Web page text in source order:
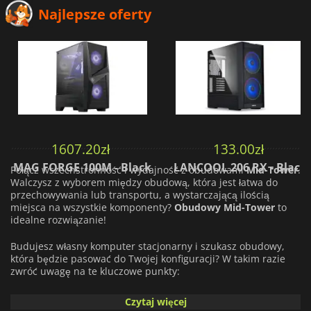
Najlepsze oferty
1607.20zł
MAG FORGE 100M - Black
133.00zł
LANCOOL 206 RX - Black
Połącz wszechstronność i wydajność z obudowamiMid-Tower.
Walczysz z wyborem między obudową, która jest łatwa do
przechowywania lub transportu, a wystarczającą ilością
miejsca na wszystkie komponenty? Obudowy Mid-Tower to
idealne rozwiązanie!
Budujesz własny komputer stacjonarny i szukasz obudowy,
która będzie pasować do Twojej konfiguracji? W takim razie
zwróć uwagę na te kluczowe punkty:
: Aby upewnić się, że Twoja konfiguracja
Czytaj więcej